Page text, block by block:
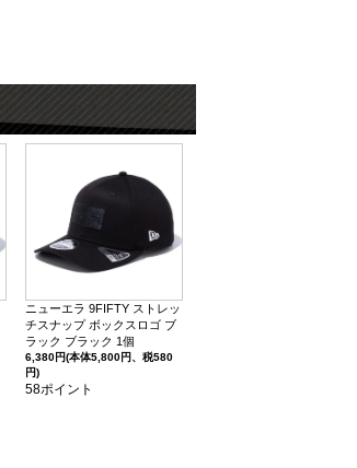
ニューエラ 9FIFTY ストレッ
チスナップ ボックスロゴ ブ
ラック ブラック 1個
6,380円(本体5,800円、税580
円)
58ポイント